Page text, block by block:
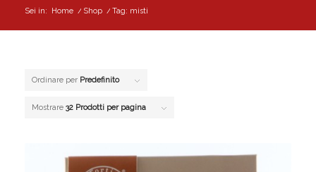
Sei in: Home / Shop / Tag: misti
Ordinare per Predefinito
Mostrare 32 Prodotti per pagina